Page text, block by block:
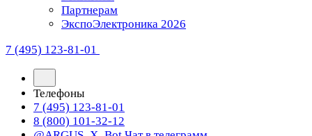
Партнерам
ЭкспоЭлектроника 2026
7 (495) 123-81-01
Телефоны
7 (495) 123-81-01
8 (800) 101-32-12